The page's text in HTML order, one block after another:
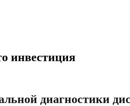
инвестиция
диагностики